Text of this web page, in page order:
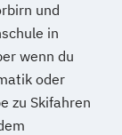
und
in
wenn du
oder
zu Skifahren